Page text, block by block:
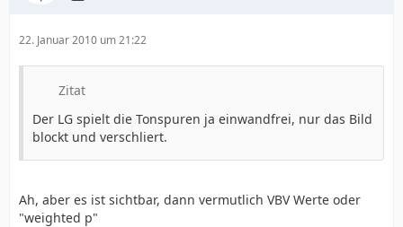
22. Januar 2010 um 21:22
Zitat
Der LG spielt die Tonspuren ja einwandfrei, nur das Bild
blockt und verschliert.
Ah, aber es ist sichtbar, dann vermutlich VBV Werte oder
"weighted p"